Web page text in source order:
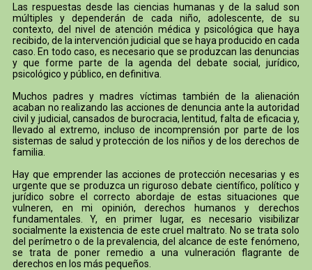
Las respuestas desde las ciencias humanas y de la salud son
múltiples y dependerán de cada niño, adolescente, de su
contexto, del nivel de atención médica y psicológica que haya
recibido, de la intervención judicial que se haya producido en cada
caso. En todo caso, es necesario que se produzcan las denuncias
y que forme parte de la agenda del debate social, jurídico,
psicológico y público, en definitiva.
Muchos padres y madres víctimas también de la alienación
acaban no realizando las acciones de denuncia ante la autoridad
civil y judicial, cansados de burocracia, lentitud, falta de eficacia y,
llevado al extremo, incluso de incomprensión por parte de los
sistemas de salud y protección de los niños y de los derechos de
familia.
Hay que emprender las acciones de protección necesarias y es
urgente que se produzca un riguroso debate científico, político y
jurídico sobre el correcto abordaje de estas situaciones que
vulneren, en mi opinión, derechos humanos y derechos
fundamentales. Y, en primer lugar, es necesario visibilizar
socialmente la existencia de este cruel maltrato. No se trata solo
del perímetro o de la prevalencia, del alcance de este fenómeno,
se trata de poner remedio a una vulneración flagrante de
derechos en los más pequeños.